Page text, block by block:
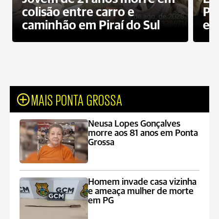
colisão entre carro e
caminhão em Piraí do Sul
MAIS PONTA GROSSA
Neusa Lopes Gonçalves
morre aos 81 anos em Ponta
Grossa
Homem invade casa vizinha
e ameaça mulher de morte
em PG